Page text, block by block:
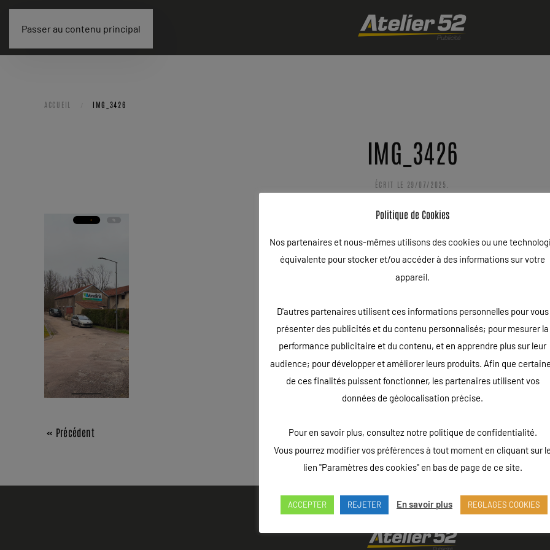
Passer au contenu principal
ACCUEIL IMG_3426
IMG_3426
ÉCRIT LE 29/07/2025
« Précédent
Politique de Cookies
Nos partenaires et nous-mêmes utilisons des cookies ou une
équivalente pour stocker et/ou accéder à des informations sur votre
appareil.
D'autres partenaires utilisent ces informations personnelles pour vous
présenter des publicités et du contenu personnalisés; pour mesurer la
performance publicitaire et du contenu, et en apprendre plus sur leur
audience; pour développer et améliorer leurs produits. Afin que
de ces finalités puissent fonctionner, les partenaires utilisent vos
données de géolocalisation précise.
Pour en savoir plus, consultez notre politique de confidentialité.
Vous pourrez modifier vos préférences à tout moment en cliquant sur
lien "Paramètres des cookies" en bas de page de ce site.
ACCEPTER REJETER En savoir plus REGLAGES COOKIES